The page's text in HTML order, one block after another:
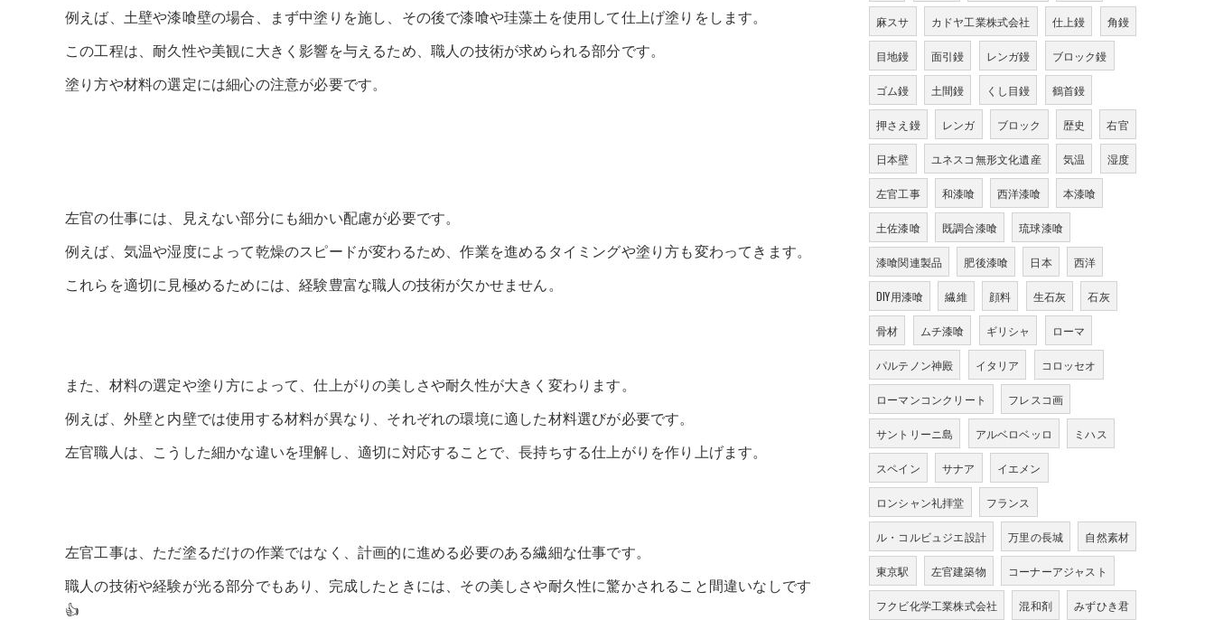
例えば、土壁や漆喰壁の場合、まず中塗りを施し、その後で漆喰や珪藻土を使用して仕上げ塗りをします。
この工程は、耐久性や美観に大きく影響を与えるため、職人の技術が求められる部分です。
塗り方や材料の選定には細心の注意が必要です。
左官の仕事には、見えない部分にも細かい配慮が必要です。
例えば、気温や湿度によって乾燥のスピードが変わるため、作業を進めるタイミングや塗り方も変わってきます。
これらを適切に見極めるためには、経験豊富な職人の技術が欠かせません。
また、材料の選定や塗り方によって、仕上がりの美しさや耐久性が大きく変わります。
例えば、外壁と内壁では使用する材料が異なり、それぞれの環境に適した材料選びが必要です。
左官職人は、こうした細かな違いを理解し、適切に対応することで、長持ちする仕上がりを作り上げます。
左官工事は、ただ塗るだけの作業ではなく、計画的に進める必要のある繊細な仕事です。
職人の技術や経験が光る部分でもあり、完成したときには、その美しさや耐久性に驚かされること間違いなしです
👍
麻スサ カドヤ工業株式会社 仕上鏝 角鏝
目地鏝 面引鏝 レンガ鏝 ブロック鏝
ゴム鏝 土間鏝 くし目鏝 鶴首鏝
押さえ鏝 レンガ ブロック 歴史 右官
日本壁 ユネスコ無形文化遺産 気温 湿度
左官工事 和漆喰 西洋漆喰 本漆喰
土佐漆喰 既調合漆喰 琉球漆喰
漆喰関連製品 肥後漆喰 日本 西洋
DIY用漆喰 繊維 顔料 生石灰 石灰
骨材 ムチ漆喰 ギリシャ ローマ
パルテノン神殿 イタリア コロッセオ
ローマンコンクリート フレスコ画
サントリーニ島 アルベロベッロ ミハス
スペイン サナア イエメン
ロンシャン礼拝堂 フランス
ル・コルビュジエ設計 万里の長城 自然素材
東京駅 左官建築物 コーナーアジャスト
フクビ化学工業株式会社 混和剤 みずひき君